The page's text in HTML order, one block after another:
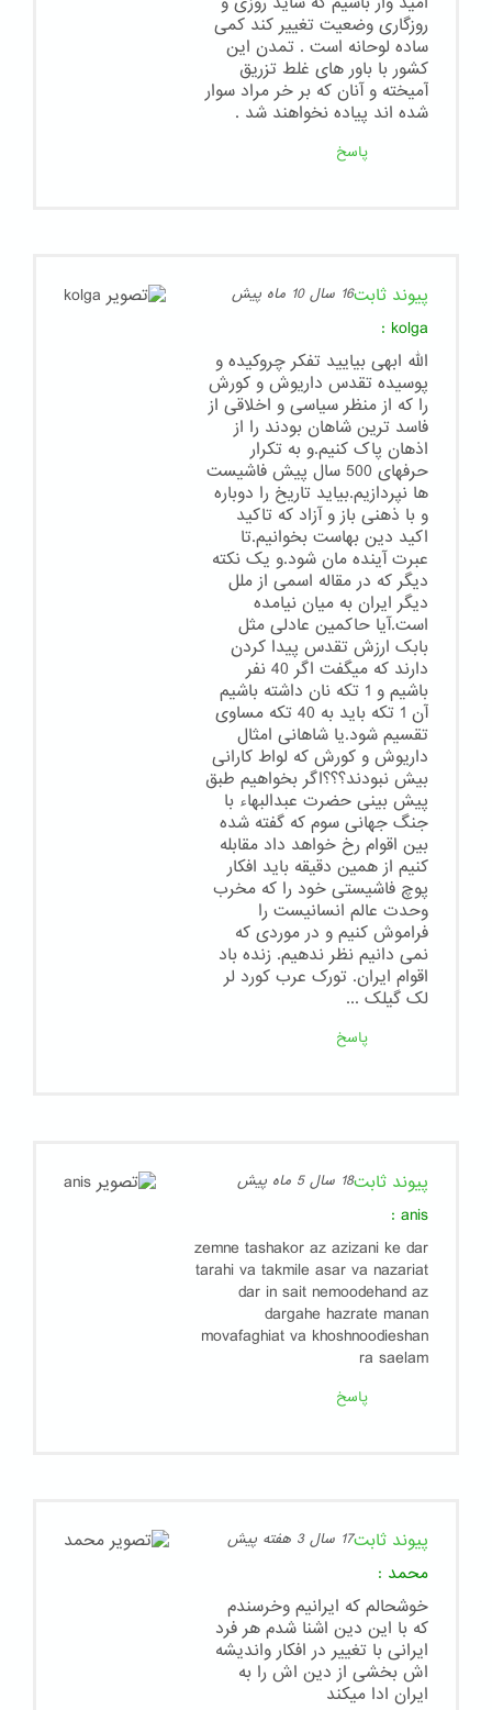
روزگاری وضعیت تغییر کند کمی
ساده لوحانه است . تمدن این
کشور با باور های غلط تزریق
آمیخته و آنان که بر خر مراد سوار
شده اند پیاده نخواهند شد .
پاسخ
پیوند ثابت16 سال 10 ماه پیش
kolga
:
الله ابهی بیایید تفکر چروکیده و
پوسیده تقدس داریوش و کورش
را که از منظر سیاسی و اخلاقی از
فاسد ترین شاهان بودند را از
اذهان پاک کنیم.و به تکرار
حرفهای 500 سال پیش فاشیست
ها نپردازیم.بیاید تاریخ را دوباره
و با ذهنی باز و آزاد که تاکید
اکید دین بهاست بخوانیم.تا
عبرت آینده مان شود.و یک نکته
دیگر که در مقاله اسمی از ملل
دیگر ایران به میان نیامده
است.آیا حاکمین عادلی مثل
بابک ارزش تقدس پیدا کردن
دارند که میگفت اگر 40 نفر
باشیم و 1 تکه نان داشته باشیم
آن 1 تکه باید به 40 تکه مساوی
تقسیم شود.یا شاهانی امثال
داریوش و کورش که لواط کارانی
بیش نبودند؟؟؟اگر بخواهیم طبق
پیش بینی حضرت عبدالبهاء با
جنگ جهانی سوم که گفته شده
بین اقوام رخ خواهد داد مقابله
کنیم از همین دقیقه باید افکار
پوچ فاشیستی خود را که مخرب
وحدت عالم انسانیست را
فراموش کنیم و در موردی که
نمی دانیم نظر ندهیم. زنده باد
اقوام ایران. تورک عرب کورد لر
لک گیلک ...
پاسخ
پیوند ثابت18 سال 5 ماه پیش
anis
:
zemne tashakor az azizani ke dar
tarahi va takmile asar va nazariat
dar in sait nemoodehand az
dargahe hazrate manan
movafaghiat va khoshnoodieshan
ra saelam
پاسخ
پیوند ثابت17 سال 3 هفته پیش
محمد :
خوشحالم که ایرانیم وخرسندم
که با این دین اشنا شدم هر فرد
ایرانی با تغییر در افکار واندیشه
اش بخشی از دین اش را به
ایران ادا میکند